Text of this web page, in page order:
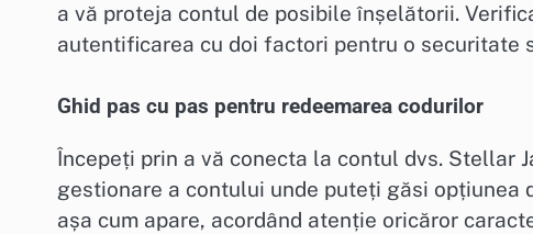
a vă proteja contul de posibile înșelătorii.
autentificarea cu doi factori pentru o securitate
Ghid pas cu pas pentru redeemarea codurilor
Începeți prin a vă conecta la contul dvs. Stellar
gestionare a contului unde puteți găsi opțiunea
așa cum apare, acordând atenție oricăror